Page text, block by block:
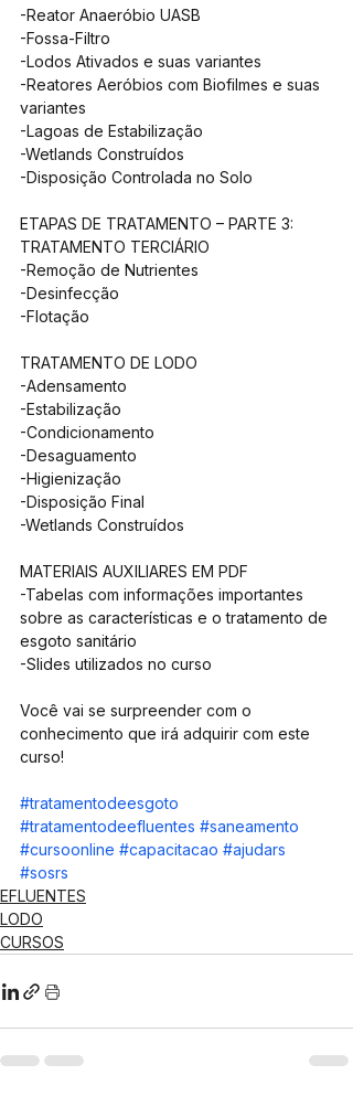
-Reator Anaeróbio UASB
-Fossa-Filtro
-Lodos Ativados e suas variantes
-Reatores Aeróbios com Biofilmes e suas
variantes
-Lagoas de Estabilização
-Wetlands Construídos
-Disposição Controlada no Solo
ETAPAS DE TRATAMENTO – PARTE 3:
TRATAMENTO TERCIÁRIO
-Remoção de Nutrientes
-Desinfecção
-Flotação
TRATAMENTO DE LODO
-Adensamento
-Estabilização
-Condicionamento
-Desaguamento
-Higienização
-Disposição Final
-Wetlands Construídos
MATERIAIS AUXILIARES EM PDF
-Tabelas com informações importantes
sobre as características e o tratamento de
esgoto sanitário
-Slides utilizados no curso
Você vai se surpreender com o
conhecimento que irá adquirir com este
curso!
#tratamentodeesgoto
#tratamentodeefluentes #saneamento
#cursoonline #capacitacao #ajudars
#sosrs
EFLUENTES
LODO
CURSOS